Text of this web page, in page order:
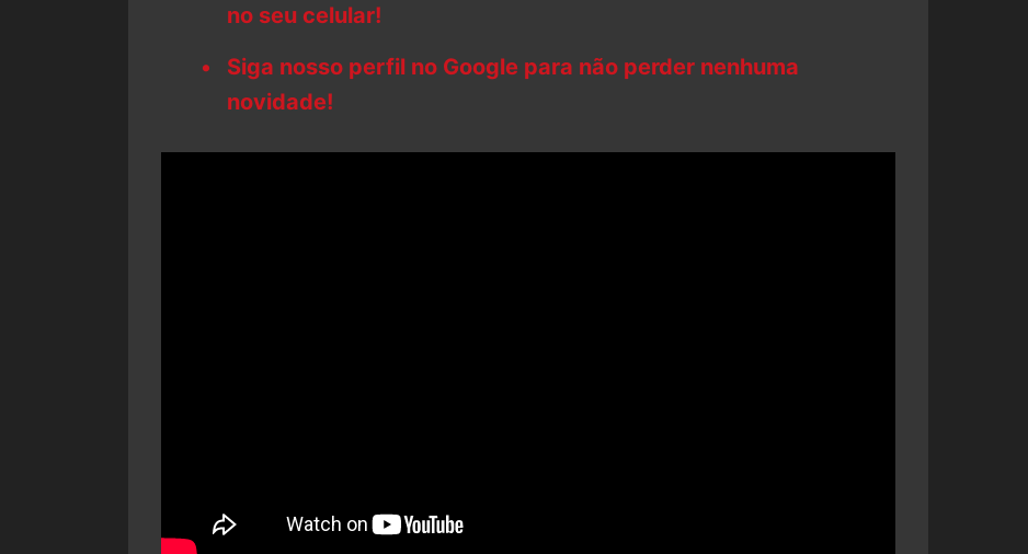
no seu celular!
Siga nosso perfil no Google para não perder nenhuma
novidade!